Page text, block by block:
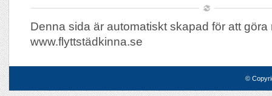
Denna sida är automatiskt skapad för att göra
www.flyttstädkinna.se
©